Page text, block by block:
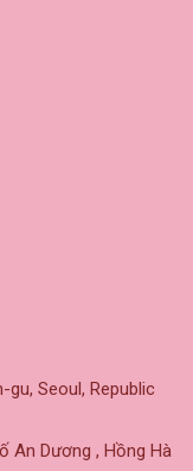
Seoul, Republic
An Dương , Hồng Hà